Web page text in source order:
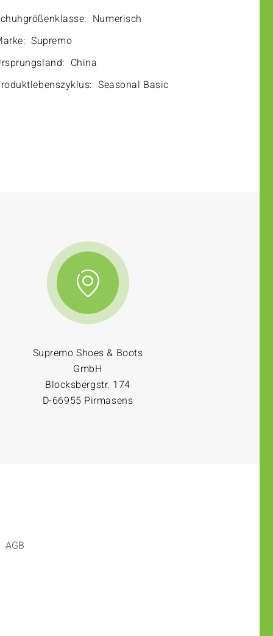
Numerisch
Supremo
China
Seasonal Basic
Supremo Shoes & Boots
GmbH
Blocksbergstr. 174
D-66955 Pirmasens
AGB